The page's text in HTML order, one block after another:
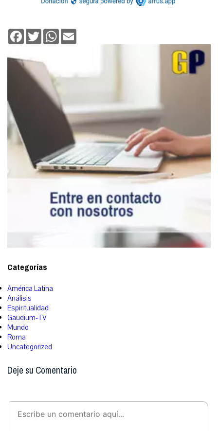
Facebook
TwitterWhatsApp
Categorías
América Latina
Análisis
Espiritualidad
Gaudium-TV
Mundo
Roma
Uncategorized
Deje su Comentario